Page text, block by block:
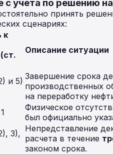
с учета по решению
принять
сценариях:
к
Описание ситуации
и 5) Завершение срока
производственных
на переработку
Физическое
был официально
3), Непредставление
расчета в течение
законом срока.